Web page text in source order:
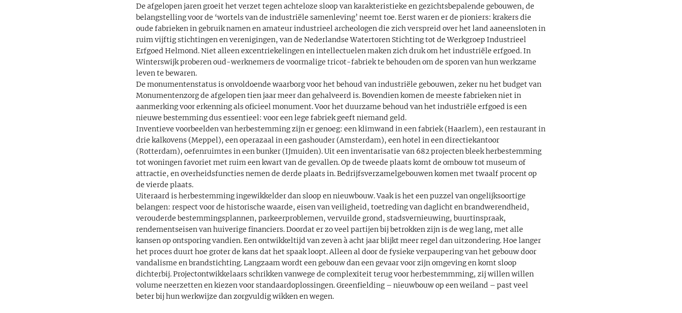
De afgelopen jaren groeit het verzet tegen achteloze sloop van karakteristieke en gezichtsbepalende gebouwen, de
belangstelling voor de ‘wortels van de industriële samenleving’ neemt toe. Eerst waren er de pioniers: krakers die
oude fabrieken in gebruik namen en amateur industrieel archeologen die zich verspreid over het land aaneensloten in
ruim vijftig stichtingen en verenigingen, van de Nederlandse Watertoren Stichting tot de Werkgroep Industrieel
Erfgoed Helmond. Niet alleen excentriekelingen en intellectuelen maken zich druk om het industriële erfgoed. In
Winterswijk proberen oud-werknemers de voormalige tricot-fabriek te behouden om de sporen van hun werkzame
leven te bewaren.
De monumentenstatus is onvoldoende waarborg voor het behoud van industriële gebouwen, zeker nu het budget van
Monumentenzorg de afgelopen tien jaar meer dan gehalveerd is. Bovendien komen de meeste fabrieken niet in
aanmerking voor erkenning als oficieel monument. Voor het duurzame behoud van het industriële erfgoed is een
nieuwe bestemming dus essentieel: voor een lege fabriek geeft niemand geld.
Inventieve voorbeelden van herbestemming zijn er genoeg: een klimwand in een fabriek (Haarlem), een restaurant in
drie kalkovens (Meppel), een operazaal in een gashouder (Amsterdam), een hotel in een directiekantoor
(Rotterdam), oefenruimtes in een bunker (IJmuiden). Uit een inventarisatie van 682 projecten bleek herbestemming
tot woningen favoriet met ruim een kwart van de gevallen. Op de tweede plaats komt de ombouw tot museum of
attractie, en overheidsfuncties nemen de derde plaats in. Bedrijfsverzamelgebouwen komen met twaalf procent op
de vierde plaats.
Uiteraard is herbestemming ingewikkelder dan sloop en nieuwbouw. Vaak is het een puzzel van ongelijksoortige
belangen: respect voor de historische waarde, eisen van veiligheid, toetreding van daglicht en brandwerendheid,
verouderde bestemmingsplannen, parkeerproblemen, vervuilde grond, stadsvernieuwing, buurtinspraak,
rendementseisen van huiverige financiers. Doordat er zo veel partijen bij betrokken zijn is de weg lang, met alle
kansen op ontsporing vandien. Een ontwikkeltijd van zeven à acht jaar blijkt meer regel dan uitzondering. Hoe langer
het proces duurt hoe groter de kans dat het spaak loopt. Alleen al door de fysieke verpaupering van het gebouw door
vandalisme en brandstichting. Langzaam wordt een gebouw dan een gevaar voor zijn omgeving en komt sloop
dichterbij. Projectontwikkelaars schrikken vanwege de complexiteit terug voor herbestemmming, zij willen willen
volume neerzetten en kiezen voor standaardoplossingen. Greenfielding – nieuwbouw op een weiland – past veel
beter bij hun werkwijze dan zorgvuldig wikken en wegen.